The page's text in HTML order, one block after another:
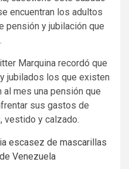
encuentran los adultos
pensión y jubilación que
Marquina recordó que
jubilados los que existen
mes una pensión que
sus gastos de
vestido y calzado.
escasez de mascarillas
Venezuela